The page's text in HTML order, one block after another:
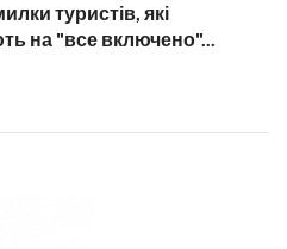
туристів, які
на "все включено"...